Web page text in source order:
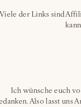
Viele der Links sind
Ich wünsche euch
Also lasst uns